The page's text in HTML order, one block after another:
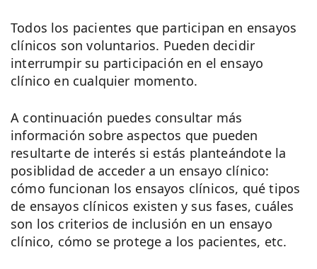
Todos los pacientes que participan en ensayos
clínicos son voluntarios. Pueden decidir
interrumpir su participación en el ensayo
clínico en cualquier momento.
A continuación puedes consultar más
información sobre aspectos que pueden
resultarte de interés si estás planteándote la
posiblidad de acceder a un ensayo clínico:
cómo funcionan los ensayos clínicos, qué tipos
de ensayos clínicos existen y sus fases, cuáles
son los criterios de inclusión en un ensayo
clínico, cómo se protege a los pacientes, etc.